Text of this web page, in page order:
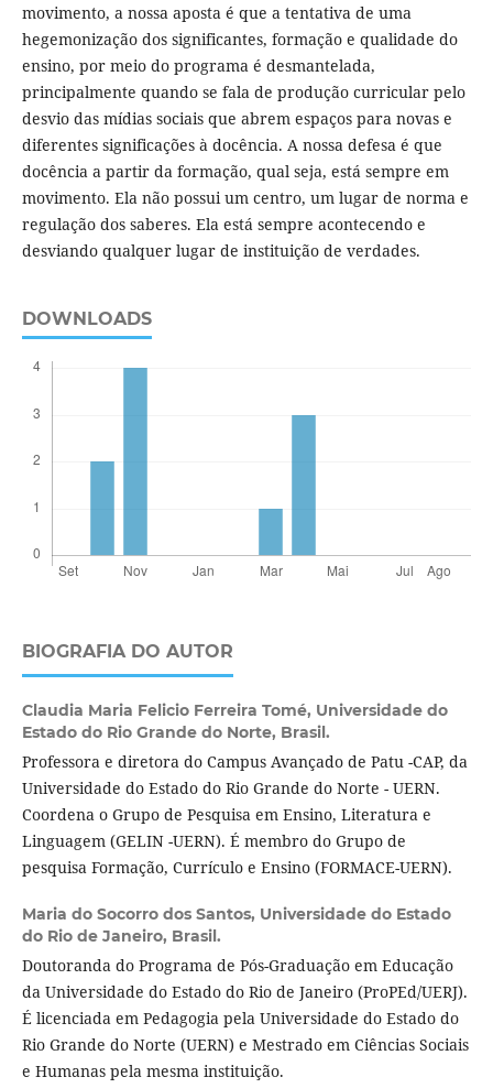
movimento, a nossa aposta é que a tentativa de uma
hegemonização dos significantes, formação e qualidade do
ensino, por meio do programa é desmantelada,
principalmente quando se fala de produção curricular pelo
desvio das mídias sociais que abrem espaços para novas e
diferentes significações à docência. A nossa defesa é que
docência a partir da formação, qual seja, está sempre em
movimento. Ela não possui um centro, um lugar de norma e
regulação dos saberes. Ela está sempre acontecendo e
desviando qualquer lugar de instituição de verdades.
DOWNLOADS
BIOGRAFIA DO AUTOR
Claudia Maria Felicio Ferreira Tomé, Universidade do
Estado do Rio Grande do Norte, Brasil.
Professora e diretora do Campus Avançado de Patu -CAP, da
Universidade do Estado do Rio Grande do Norte - UERN.
Coordena o Grupo de Pesquisa em Ensino, Literatura e
Linguagem (GELIN -UERN). É membro do Grupo de
pesquisa Formação, Currículo e Ensino (FORMACE-UERN).
Maria do Socorro dos Santos, Universidade do Estado
do Rio de Janeiro, Brasil.
Doutoranda do Programa de Pós-Graduação em Educação
da Universidade do Estado do Rio de Janeiro (ProPEd/UERJ).
É licenciada em Pedagogia pela Universidade do Estado do
Rio Grande do Norte (UERN) e Mestrado em Ciências Sociais
e Humanas pela mesma instituição.